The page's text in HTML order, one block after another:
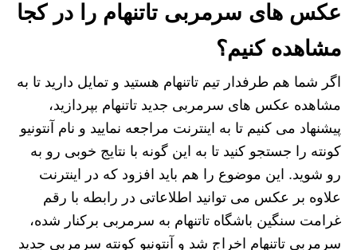
عکس های سرمربی تاتنهام را در کجا
مشاهده کنیم؟
اگر شما هم طرفدار تیم تاتنهام هستید و تمایل دارید تا به
مشاهده عکس های سرمربی جدید تاتنهام بپردازید،
پیشنهاد می‌ کنیم تا به اینترنت مراجعه نمایید و نام آنتونیو
کونته را جستجو کنید تا به این گونه با نتایج خوبی رو به
رو شوید. این موضوع را هم باید افزود که در اینترنت
علاوه بر عکس می توانید اطلاعاتی در رابطه با رقم
غرامت سنگین باشگاه تاتنهام به سرمربی برکنار شده،
سرمربی تاتنهام اخراج شد و آنتونیو کونته سرمربی جدید